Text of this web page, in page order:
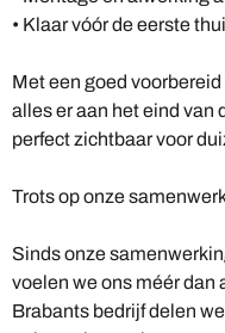
• Klaar vóór de eerste
Met een goed
alles er aan het eind van
perfect zichtbaar voor
Trots op onze
Sinds onze
voelen we ons méér dan
Brabants bedrijf delen